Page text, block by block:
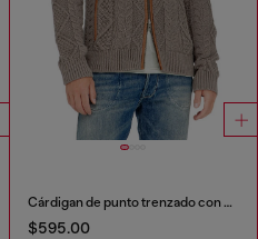
Cárdigan de punto trenzado con cremallera
$595.00